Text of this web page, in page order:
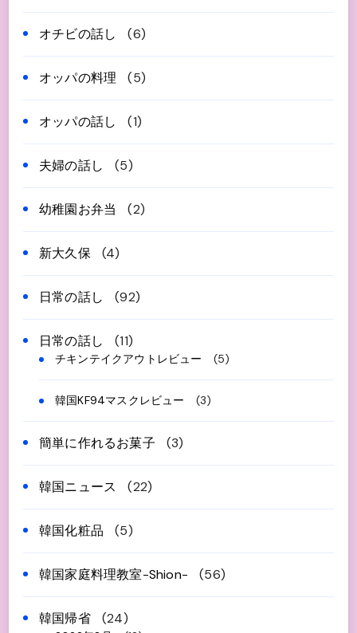
オチビの話し (6)
オッパの料理 (5)
オッパの話し (1)
夫婦の話し (5)
幼稚園お弁当 (2)
新大久保 (4)
日常の話し (92)
日常の話し (11)
チキンテイクアウトレビュー (5)
韓国KF94マスクレビュー (3)
簡単に作れるお菓子 (3)
韓国ニュース (22)
韓国化粧品 (5)
韓国家庭料理教室-Shion- (56)
韓国帰省 (24)